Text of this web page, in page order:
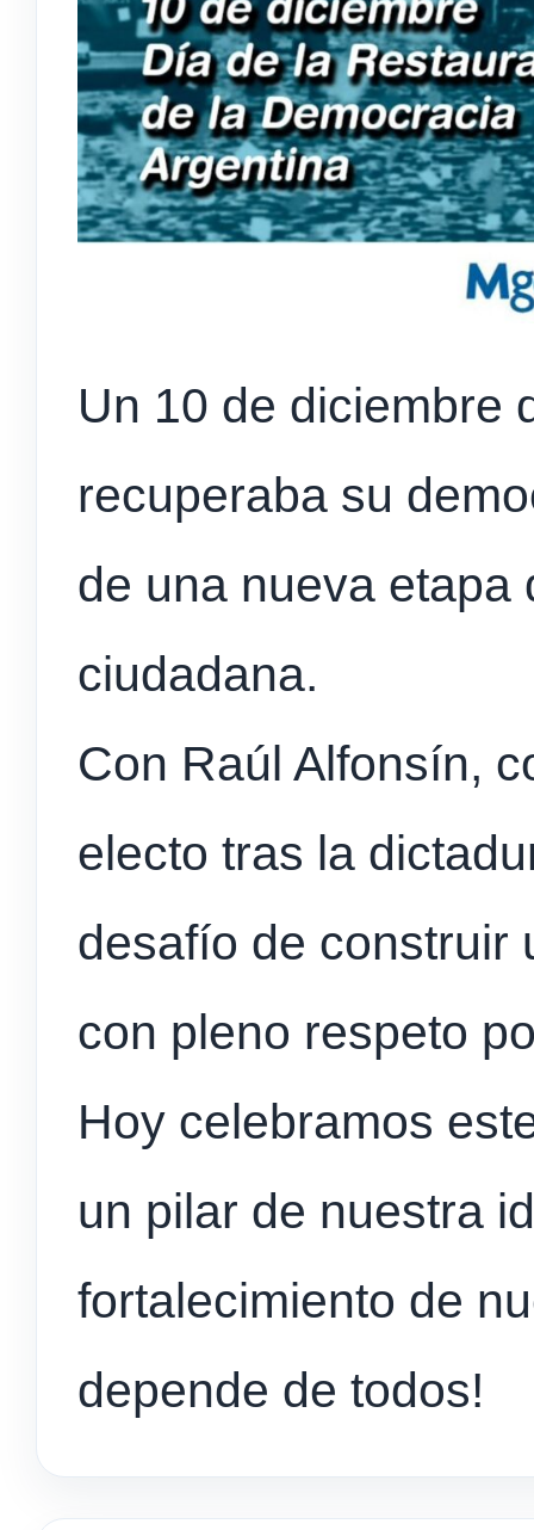
Un 10 de diciembre
recuperaba su
de una nueva etapa
ciudadana.
Con Raúl Alfonsín,
electo tras la
desafío de construir
con pleno respeto
Hoy celebramos
un pilar de nuestra
fortalecimiento de
depende de todos!